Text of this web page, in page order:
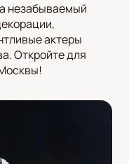
незабываемый
актеры
Откройте для